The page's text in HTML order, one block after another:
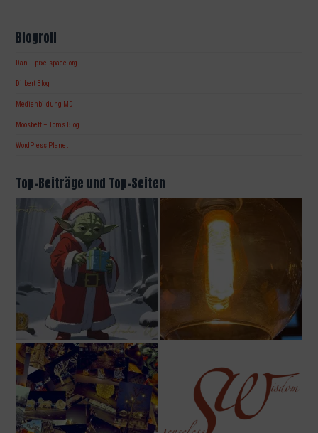
Blogroll
Dan – pixelspace.org
Dilbert Blog
Medienbildung MD
Moosbett – Toms Blog
WordPress Planet
Top-Beiträge und Top-Seiten